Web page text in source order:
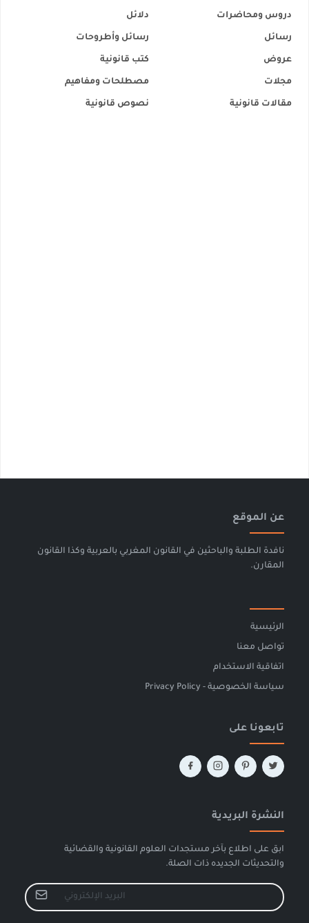
دروس ومحاضرات دلائل
رسائل رسائل وأطروحات
عروض كتب قانونية
مجلات مصطلحات ومفاهيم
مقالات قانونية نصوص قانونية
عن الموقع
نافدة الطلبة والباحثين في القانون المغربي بالعربية وكذا القانون
المقارن.
الرئيسية
تواصل معنا
اتفاقية الاستخدام
سياسة الخصوصية - Privacy Policy
تابعونا على
النشرة البريدية
ابق على اطلاع بآخر مستجدات العلوم القانونية والقضائية
والتحديثات الجديده ذات الصلة.